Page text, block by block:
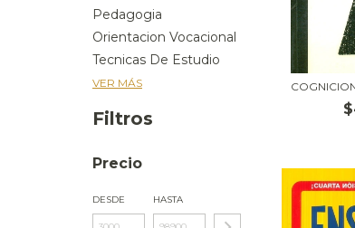
Pedagogia
Orientacion Vocacional
Tecnicas De Estudio
VER MÁS
Filtros
Precio
DESDE HASTA